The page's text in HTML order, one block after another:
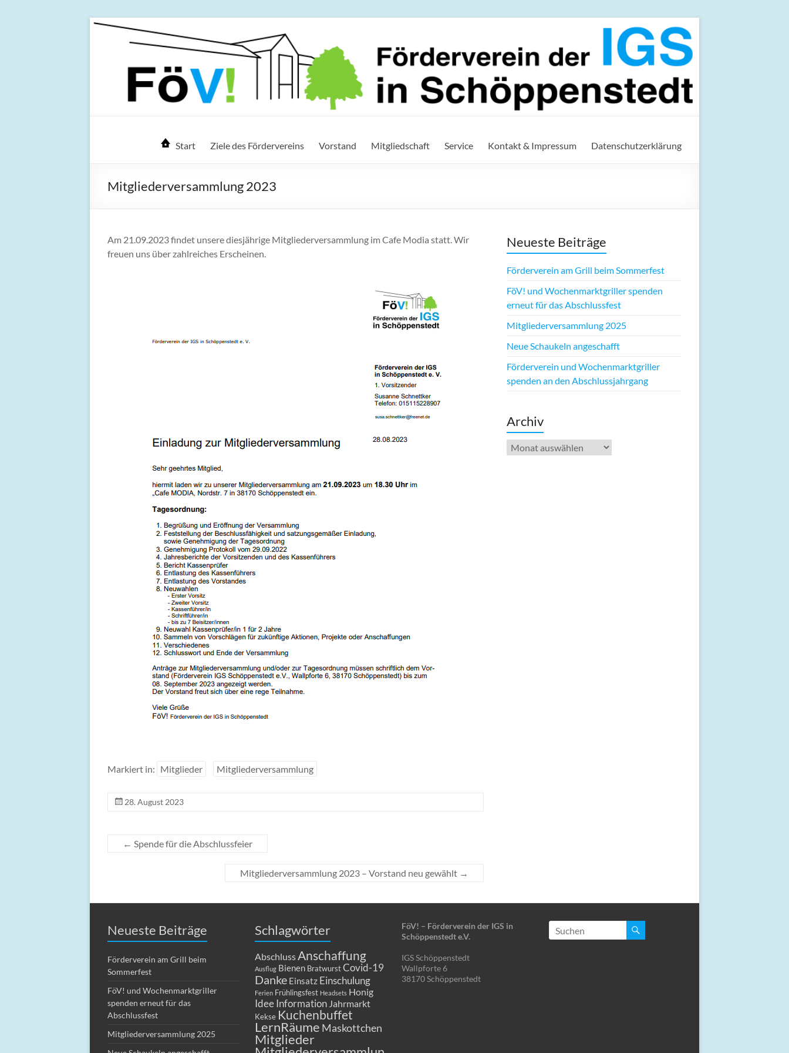
Zum
FöV! – Förderverein der IGS in Schöppenstedt
Start Ziele des Fördervereins Vorstand Mitgliedschaft Service Kontakt & Impressum Datenschutzerklärung
Mitgliederversammlung 2023
Am 21.09.2023 findet unsere diesjährige Mitgliederversammlung im Cafe Modia statt. Wir
freuen uns über zahlreiches Erscheinen.
Markiert in: Mitglieder Mitgliederversammlung
28. August 2023
← Spende für die Abschlussfeier
Mitgliederversammlung 2023 – Vorstand neu gewählt →
Neueste Beiträge
Förderverein am Grill beim Sommerfest
FöV! und Wochenmarktgriller spenden
erneut für das Abschlussfest
Mitgliederversammlung 2025
Neue Schaukeln angeschafft
Förderverein und Wochenmarktgriller
spenden an den Abschlussjahrgang
Archiv
Archiv
Neueste Beiträge
Förderverein am Grill beim
Sommerfest
FöV! und Wochenmarktgriller
spenden erneut für das
Abschlussfest
Mitgliederversammlung 2025
Schlagwörter
AbschlussAnschaffung
Ausflug Bienen Bratwurst Covid-19
Danke Einsatz Einschulung
Ferien Frühlingsfest Headsets Honig
Idee Information Jahrmarkt
Kekse Kuchenbuffet
LernRäume Maskottchen
Mitglieder
FöV! – Förderverein der IGS in
Schöppenstedt e.V.
IGS Schöppenstedt
Wallpforte 6
38170 Schöppenstedt